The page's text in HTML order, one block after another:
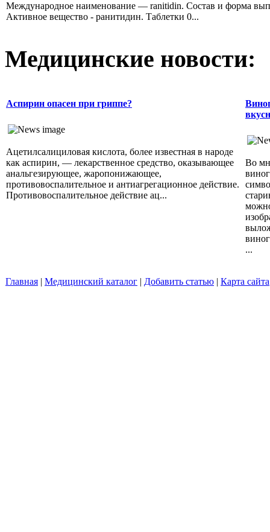
Международное наименование — ranitidin. Состав и форма
Активное вещество - ранитидин. Таблетки 0...
Медицинские новости:
Аспирин опасен при гриппе?
Ацетилсалициловая кислота, более известная в народе
как аспирин, — лекарственное средство, оказывающее
анальгезирующее, жаропонижающее,
противовоспалительное и антиагрегационное действие.
Противовоспалительное действие ац...
Во
...
Главная | Медицинский каталог | Добавить статью | Карта сайта